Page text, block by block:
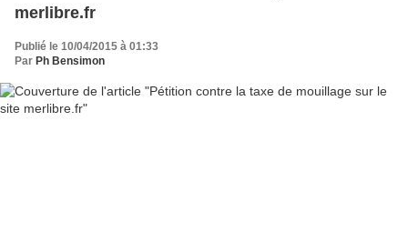
merlibre.fr
Publié le 10/04/2015 à 01:33
Par Ph Bensimon